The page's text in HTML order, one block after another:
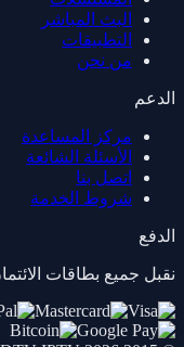
البث المباشر
التطبيقات
من نحن
الدعم
مركز المساعدة
الأسئلة الشائعة
اتصل بنا
شروط الخدمة
الدفع
نقبل جميع بطاقات